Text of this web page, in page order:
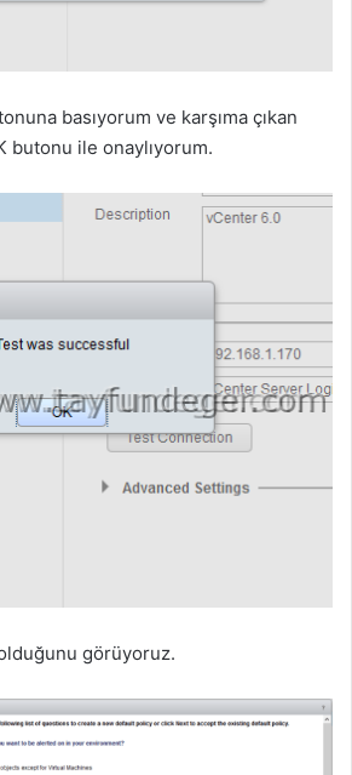
basıyorum ve karşıma çıkan
butonu ile onaylıyorum.
olduğunu görüyoruz.